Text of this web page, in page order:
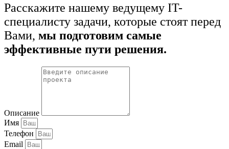
Расскажите нашему ведущему IT-
специалисту задачи, которые стоят перед
Вами, мы подготовим самые
эффективные пути решения.
Описание
Имя
Телефон
Email